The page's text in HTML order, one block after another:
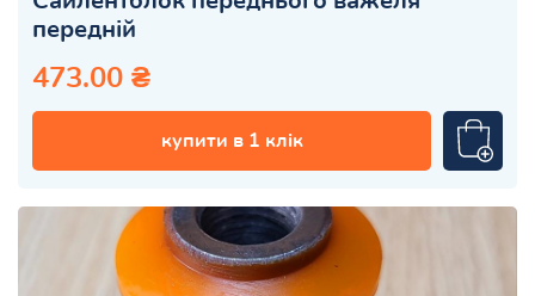
передній
473.00 ₴
купити в 1 клік